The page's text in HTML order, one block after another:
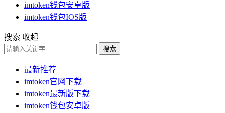
imtoken钱包安卓版
imtoken钱包IOS版
搜索 收起
搜索
最新推荐
imtoken官网下载
imtoken最新版下载
imtoken钱包安卓版